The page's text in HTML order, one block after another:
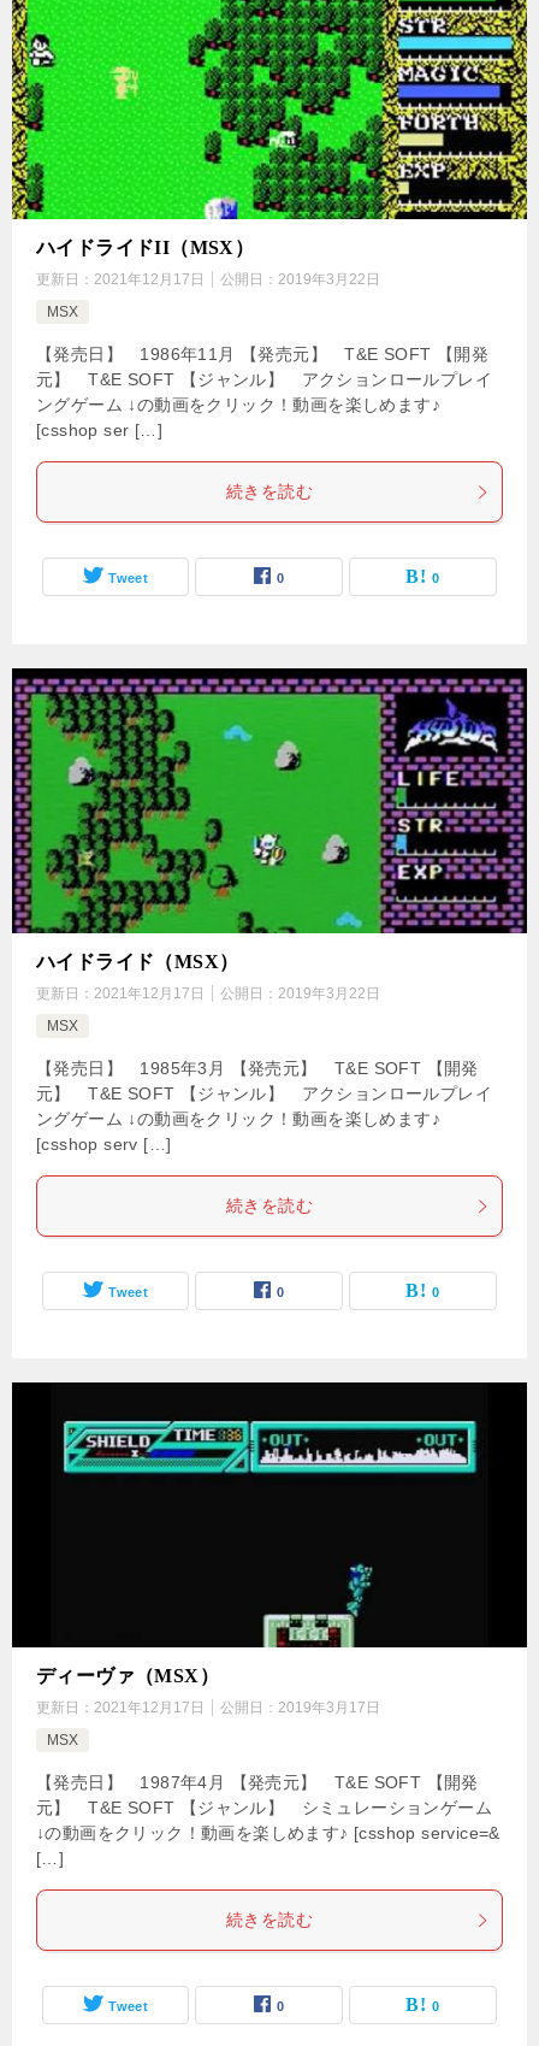
ハイドライドII（MSX）
更新日： 2021年12月17日 公開日： 2019年3月22日
MSX
【発売日】 1986年11月 【発売元】 T&E SOFT 【開発
元】 T&E SOFT 【ジャンル】 アクションロールプレイ
ングゲーム ↓の動画をクリック！動画を楽しめます♪
[csshop ser […]
続きを読む
Tweet 0 0
ハイドライド（MSX）
更新日： 2021年12月17日 公開日： 2019年3月22日
MSX
【発売日】 1985年3月 【発売元】 T&E SOFT 【開発
元】 T&E SOFT 【ジャンル】 アクションロールプレイ
ングゲーム ↓の動画をクリック！動画を楽しめます♪
[csshop serv […]
続きを読む
Tweet 0 0
ディーヴァ（MSX）
更新日： 2021年12月17日 公開日： 2019年3月17日
MSX
【発売日】 1987年4月 【発売元】 T&E SOFT 【開発
元】 T&E SOFT 【ジャンル】 シミュレーションゲーム
↓の動画をクリック！動画を楽しめます♪ [csshop service=&
[…]
続きを読む
Tweet 0 0